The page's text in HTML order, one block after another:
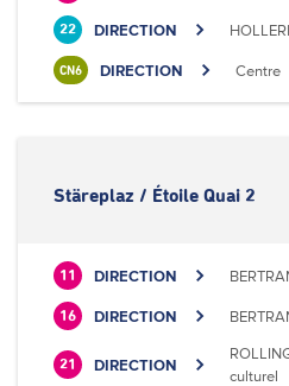
22 DIRECTION
CN6 DIRECTION Centre
Stäreplaz / Étoile Quai 2
11 DIRECTION
16 DIRECTION
21 DIRECTION
culturel